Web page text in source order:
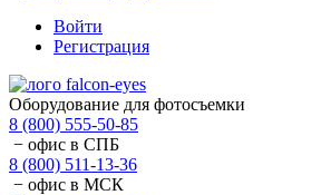
Войти
Регистрация
Оборудование для фотосъемки
8 (800) 555-50-85
− офис в СПБ
8 (800) 511-13-36
− офис в МСК